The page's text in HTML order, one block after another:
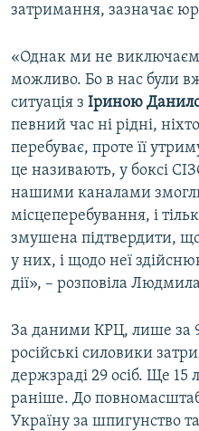
затримання, зазначає
«Однак ми не
можливо. Бо в нас були
ситуація з Іриною
певний час ні рідні,
перебуває, проте її
це називають, у боксі
нашими каналами змогли
місцеперебування, і
змушена підтвердити,
у них, і щодо неї
дії», – розповіла
За даними КРЦ, лише за 9
російські силовики
держзраді 29 осіб. Ще
раніше. До
Україну за шпигунство